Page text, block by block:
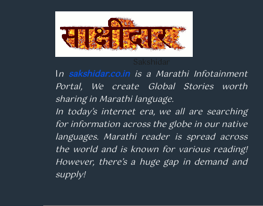
Sakshidar
In sakshidar.co.inis a Marathi Infotainment
Portal, We create Global Stories worth
sharing in Marathi language.
In today’s internet era, we all are searching
for information across the globe in our native
languages. Marathi reader is spread across
the world and is known for various reading!
However, there’s a huge gap in demand and
supply!